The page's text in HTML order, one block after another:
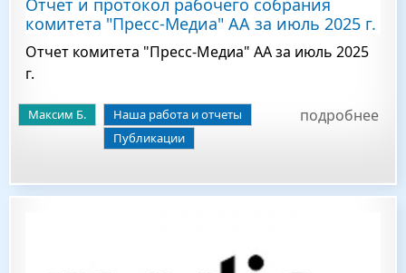
Отчет и протокол рабочего собрания
комитета "Пресс-Медиа" АА за июль 2025 г.
Отчет комитета "Пресс-Медиа" АА за июль 2025
г.
Максим Б.
Наша работа и отчеты
Публикации
подробнее